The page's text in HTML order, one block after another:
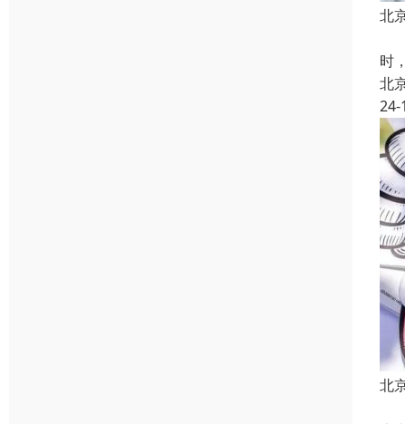
北
时
北
24-
北